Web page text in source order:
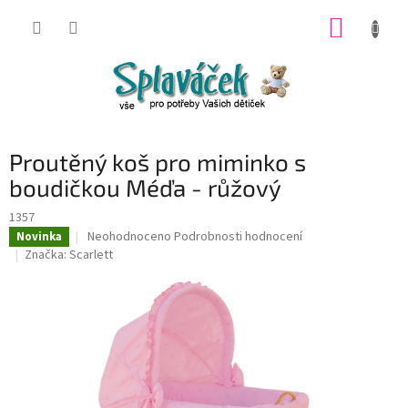
Proutěný koš pro miminko s
boudičkou Méďa - růžový
1357
Novinka
Průměrné
hodnocení
hvězdiček.
Neohodnoceno Podrobnosti hodnocení
Značka: Scarlett